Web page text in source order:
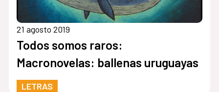
21 agosto 2019
Todos somos raros:
Macronovelas: ballenas uruguayas
LETRAS